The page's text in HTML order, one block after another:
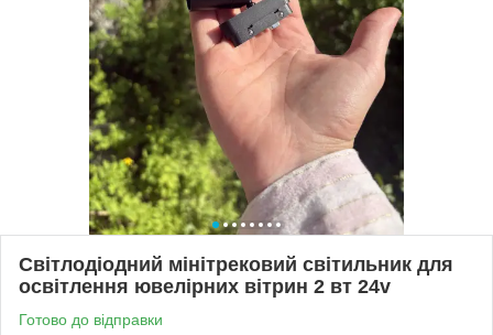
Світлодіодний мінітрековий світильник для
освітлення ювелірних вітрин 2 вт 24v
Готово до відправки